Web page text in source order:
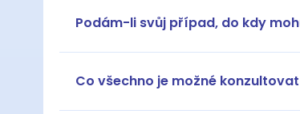
Podám-li svůj případ, do kdy
Co všechno je možné